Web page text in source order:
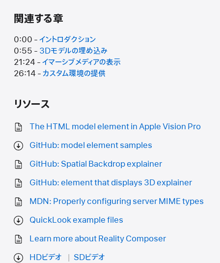
関連する章
0:00 - イントロダクション
0:55 - 3Dモデルの埋め込み
21:24 - イマーシブメディアの表示
26:14 - カスタム環境の提供
リソース
The HTML model element in Apple Vision Pro
GitHub: model element samples
GitHub: Spatial Backdrop explainer
GitHub: element that displays 3D explainer
MDN: Properly configuring server MIME types
QuickLook example files
Learn more about Reality Composer
HDビデオ
SDビデオ